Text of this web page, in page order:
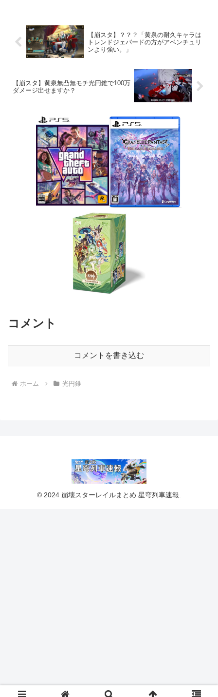
【崩スタ】？？？「黄泉の耐久キャラは
トレンドジェパードの方がアベンチュリ
ンより強い。」
【崩スタ】黄泉無凸無モチ光円錐で100万
ダメージ出せますか？
コメント
コメントを書き込む
ホーム 光円錐
© 2024 崩壊スターレイルまとめ 星穹列車速報.